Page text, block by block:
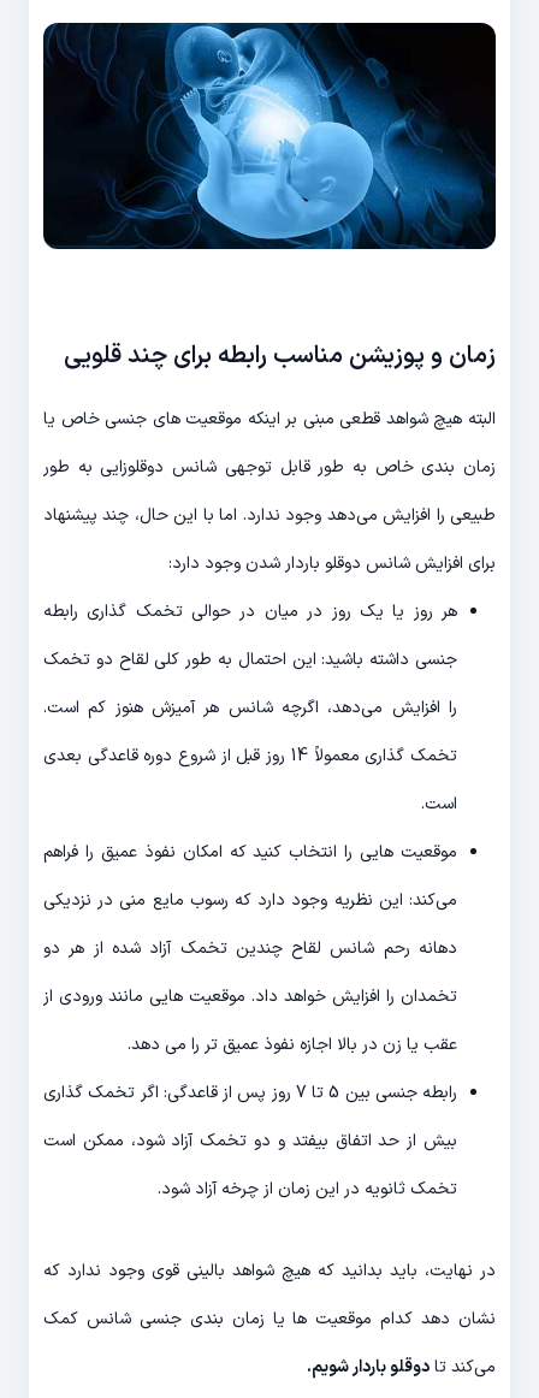
زمان و پوزیشن مناسب رابطه برای چند قلویی
البته هیچ شواهد قطعی مبنی بر اینکه موقعیت های جنسی خاص یا
زمان بندی خاص به طور قابل توجهی شانس دوقلوزایی به طور
طبیعی را افزایش می‌دهد وجود ندارد. اما با این حال، چند پیشنهاد
برای افزایش شانس دوقلو باردار شدن وجود دارد:
هر روز یا یک روز در میان در حوالی تخمک گذاری رابطه
جنسی داشته باشید: این احتمال به طور کلی لقاح دو تخمک
را افزایش می‌دهد، اگرچه شانس هر آمیزش هنوز کم است.
تخمک گذاری معمولاً 14 روز قبل از شروع دوره قاعدگی بعدی
است.
موقعیت هایی را انتخاب کنید که امکان نفوذ عمیق را فراهم
می‌کند: این نظریه وجود دارد که رسوب مایع منی در نزدیکی
دهانه رحم شانس لقاح چندین تخمک آزاد شده از هر دو
تخمدان را افزایش خواهد داد. موقعیت هایی مانند ورودی از
عقب یا زن در بالا اجازه نفوذ عمیق تر را می دهد.
رابطه جنسی بین 5 تا 7 روز پس از قاعدگی: اگر تخمک گذاری
بیش از حد اتفاق بیفتد و دو تخمک آزاد شود، ممکن است
تخمک ثانویه در این زمان از چرخه آزاد شود.
در نهایت، باید بدانید که هیچ شواهد بالینی قوی وجود ندارد که
نشان دهد کدام موقعیت ها یا زمان بندی جنسی شانس کمک
می‌کند تادوقلو باردار شویم.